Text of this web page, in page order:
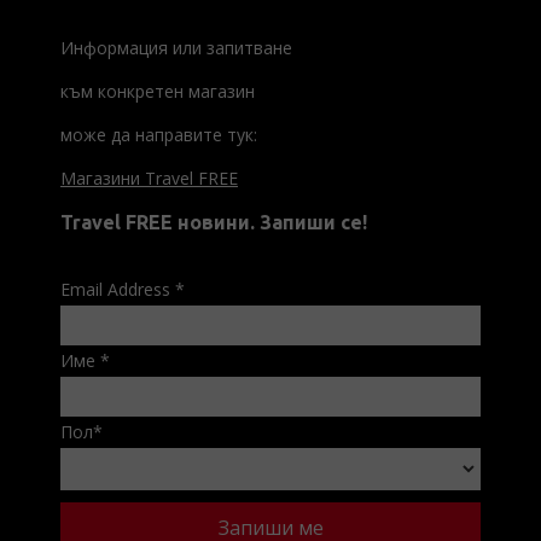
Информация или запитване
към конкретен магазин
може да направите тук:
Магазини Travel FREE
Travel FREE новини. Запиши се!
Email Address *
Име *
Пол*